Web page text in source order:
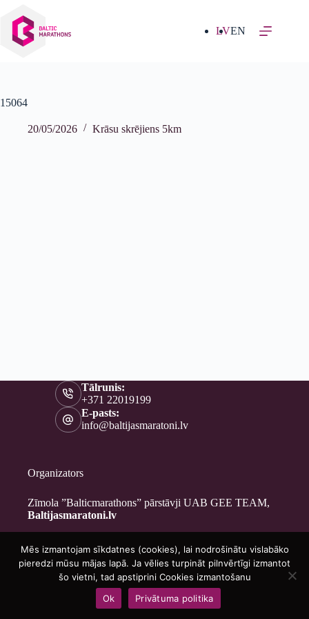
saturu
LVEN
15064
20/05/2026 Krāsu skrējiens 5km
Tālrunis:
+371 22019199
E-pasts:
info@baltijasmaratoni.lv
Organizators
Zīmola ”Balticmarathons” pārstāvji UAB GEE TEAM,
Baltijasmaratoni.lv
Kontakti
Par mums
Brīvprātīgajiem
Privātuma politika
Copyright © 2026 - Baltijasmaratoni.lv
Mēs izmantojam sīkdatnes (cookies), lai nodrošinātu vislabāko
pieredzi mūsu mājas lapā. Ja vēlies turpināt pilnvērtīgi izmantot
šo vietni, tad apstiprini Cookies izmantošanu
Ok
Privātuma politika